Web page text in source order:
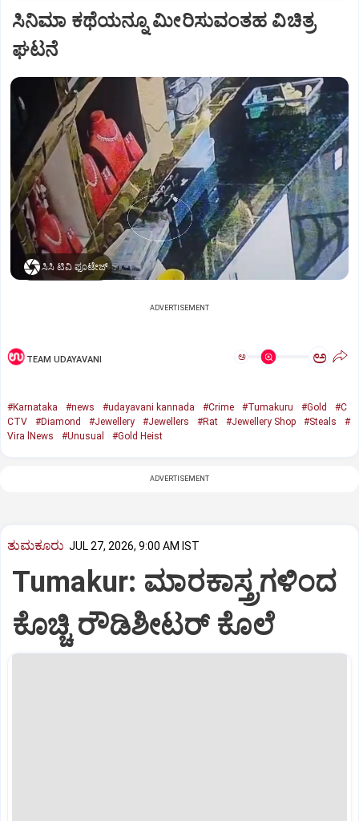
ಸಿನಿಮಾ ಕಥೆಯನ್ನೂ ಮೀರಿಸುವಂತಹ ವಿಚಿತ್ರ
ಘಟನೆ
ಸಿಸಿ ಟಿವಿ ಫೂಟೇಜ್‌
ADVERTISEMENT
TEAM UDAYAVANI ಅ ಅ
#Karnataka #news #udayavani kannada #Crime #Tumakuru #Gold
#C
CTV
#Diamond #Jewellery #Jewellers #Rat #Jewellery Shop #Steals
#
Vira lNews
#Unusual #Gold Heist
ADVERTISEMENT
ತುಮಕೂರು JUL 27, 2026, 9:00 AM IST
Tumakur: ಮಾರಕಾಸ್ತ್ರಗಳಿಂದ
ಕೊಚ್ಚಿ ರೌಡಿಶೀಟರ್ ಕೊಲೆ